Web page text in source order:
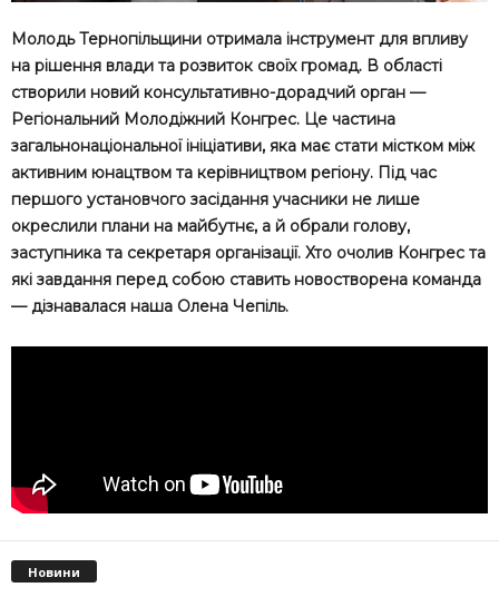
Молодь Тернопільщини отримала інструмент для впливу
на рішення влади та розвиток своїх громад. В області
створили новий консультативно-дорадчий орган —
Регіональний Молодіжний Конгрес. Це частина
загальнонаціональної ініціативи, яка має стати містком між
активним юнацтвом та керівництвом регіону. Під час
першого установчого засідання учасники не лише
окреслили плани на майбутнє, а й обрали голову,
заступника та секретаря організації. Хто очолив Конгрес та
які завдання перед собою ставить новостворена команда
— дізнавалася наша Олена Чепіль.
Новини